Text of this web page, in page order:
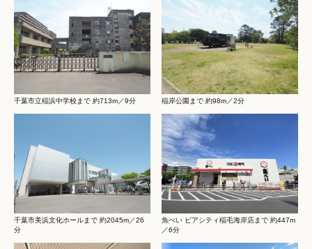
千葉市立稲浜中学校まで 約713m／9分 稲岸公園まで 約98m／2分
千葉市美浜文化ホールまで 約2045m／26
分
魚べい ピアシティ稲毛海岸店まで 約447m
／6分